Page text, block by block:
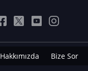
Hakkımızda Bize Sor